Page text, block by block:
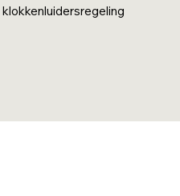
klokkenluidersregeling